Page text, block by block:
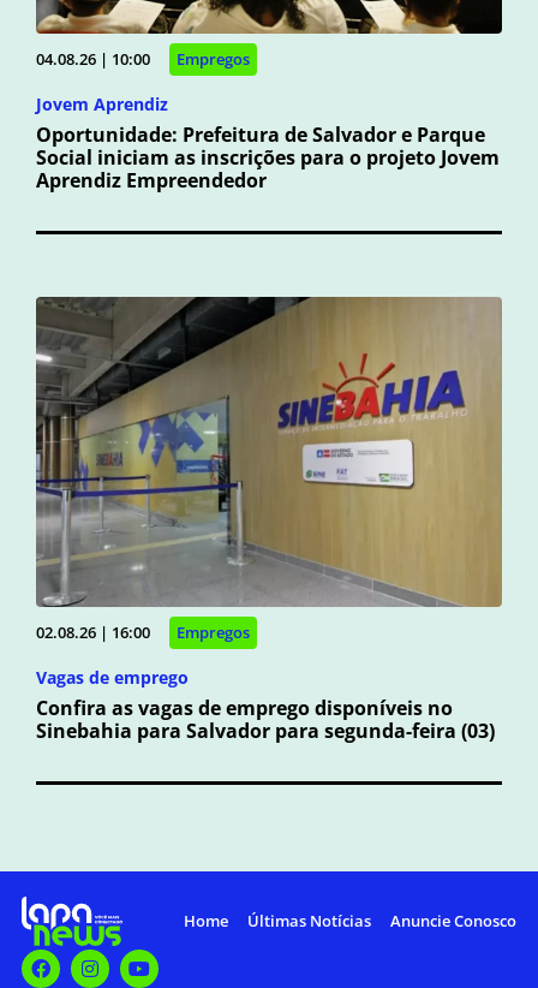
04.08.26 | 10:00 Empregos
Jovem Aprendiz
Oportunidade: Prefeitura de Salvador e Parque
Social iniciam as inscrições para o projeto Jovem
Aprendiz Empreendedor
02.08.26 | 16:00 Empregos
Vagas de emprego
Confira as vagas de emprego disponíveis no
Sinebahia para Salvador para segunda-feira (03)
Home Últimas Notícias Anuncie Conosco